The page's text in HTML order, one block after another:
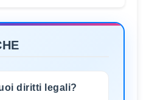
diritti legali?